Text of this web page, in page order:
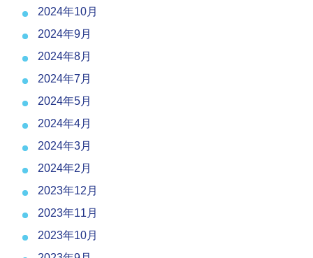
2024年10月
2024年9月
2024年8月
2024年7月
2024年5月
2024年4月
2024年3月
2024年2月
2023年12月
2023年11月
2023年10月